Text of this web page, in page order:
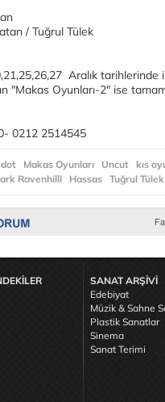
/ Tuğrul Tülek
Aralık tarihlerinde
"Makas Oyunları-2" ise
0212 2514545
dot Makas Oyunları Uncut kıs
Ravenhilll Hassas Tuğrul Tülek
SANAT ARŞİVİ
Edebiyat
Müzik & Sahne
Plastik Sanatlar
Sinema
Sanat Terimi